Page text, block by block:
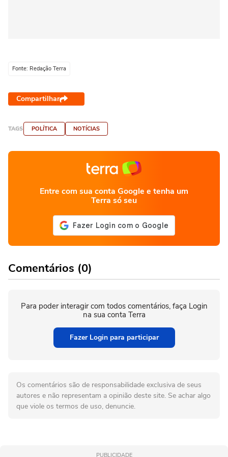
Fonte: Redação Terra
Compartilhar
TAGS POLÍTICA NOTÍCIAS
Entre com sua conta Google e tenha um
Terra só seu
Comentários (0)
Para poder interagir com todos comentários, faça Login
na sua conta Terra
Fazer Login para participar
Os comentários são de responsabilidade exclusiva de seus
autores e não representam a opinião deste site. Se achar algo
que viole os termos de uso, denuncie.
PUBLICIDADE